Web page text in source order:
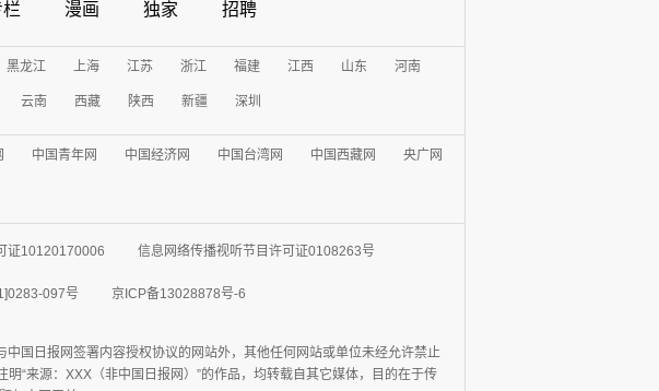
漫画 独家 招聘
黑龙江 上海 江苏 浙江 福建 江西 山东 河南
云南 西藏 陕西 新疆 深圳
中国青年网 中国经济网 中国台湾网 中国西藏网 央广网
证10120170006 信息网络传播视听节目许可证0108263号
097号 京ICP备13028878号-6
国日报网签署内容授权协议的网站外，其他任何网站或单位未经允许禁止
“来源：XXX（非中国日报网）”的作品，均转载自其它媒体，目的在于传